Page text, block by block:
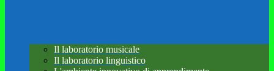
Il laboratorio musicale
Il laboratorio linguistico